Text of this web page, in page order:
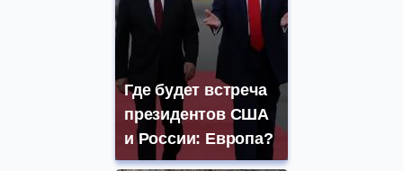
Где будет встреча
президентов США
и России: Европа?